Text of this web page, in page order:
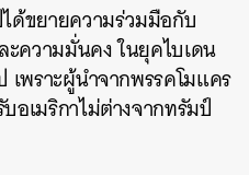
ด้ขยายความร่วมมือกับ
ความมั่นคง ในยุคไบเดน
พราะผู้นำจากพรรคโมแคร
เมริกาไม่ต่างจากทรัมป์